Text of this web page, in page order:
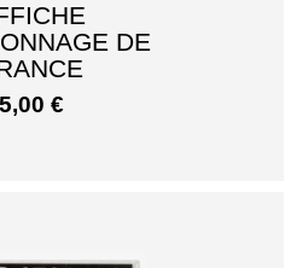
DE
5,00 €